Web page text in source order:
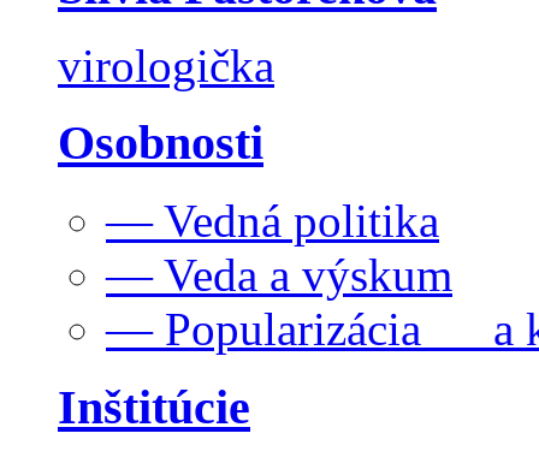
virologička
Osobnosti
— Vedná politika
— Veda a výskum
— Popularizácia a
Inštitúcie